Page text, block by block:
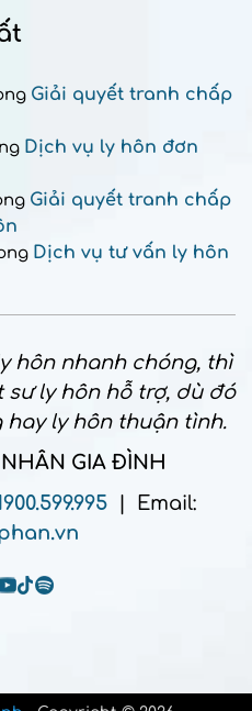
Giải quyết tranh chấp
Dịch vụ ly hôn đơn
Giải quyết tranh chấp
Dịch vụ tư vấn ly hôn
hôn nhanh chóng, thì
ly hôn hỗ trợ, dù đó
ly hôn thuận tình.
GIA ĐÌNH
| Email: